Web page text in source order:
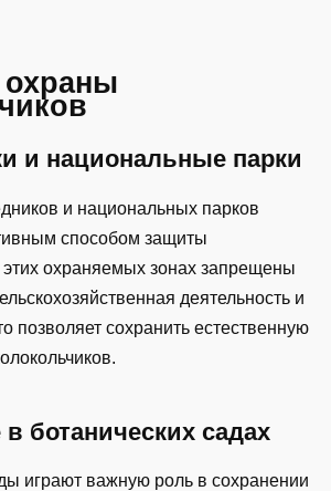
и национальные парки
и национальных парков
способом защиты
этих охраняемых зонах запрещены
деятельность и
позволяет сохранить естественную
ботанических садах
играют важную роль в сохранении